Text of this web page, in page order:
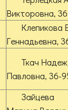
Викторовна,
Клепикова
Геннадьевна,
Ткач
Павловна, 36-
Зайцева